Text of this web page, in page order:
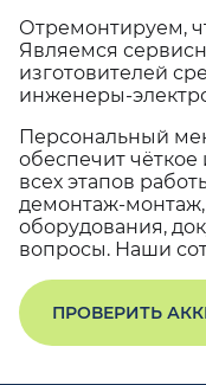
Отремонтируем,
Являемся
изготовителей
инженеры-
Персональный
обеспечит
всех этапов
демонтаж-монтаж,
оборудования,
вопросы. Наши
ПРОВЕРИТЬ